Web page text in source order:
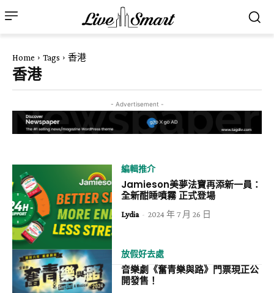
Home Tags 香港
香港
- Advertisement -
編輯推介
Jamieson美夢法寶再添新一員：
全新酣睡噴霧 正式登場
Lydia - 2024 年 7 月 26 日
放假好去處
音樂劇《奮青樂與路》門票現正公
開發售！